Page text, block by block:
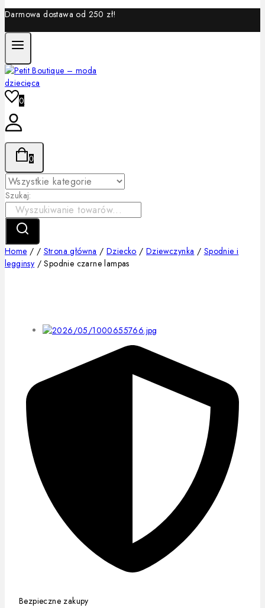
Darmowa dostawa od 250 zł!
0
0
Szukaj:
Home / / Strona główna / Dziecko / Dziewczynka / Spodnie i
legginsy / Spodnie czarne lampas
Bezpieczne zakupy